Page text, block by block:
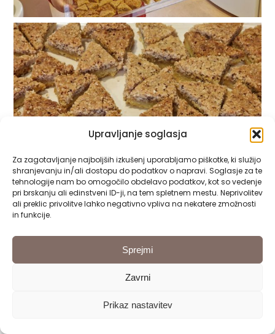
Upravljanje soglasja
Za zagotavljanje najboljših izkušenj uporabljamo piškotke, ki služijo
shranjevanju in/ali dostopu do podatkov o napravi. Soglasje za te
tehnologije nam bo omogočilo obdelavo podatkov, kot so vedenje
pri brskanju ali edinstveni ID-ji, na tem spletnem mestu. Neprivolitev
ali preklic privolitve lahko negativno vpliva na nekatere zmožnosti
in funkcije.
Sprejmi
Zavrni
Prikaz nastavitev